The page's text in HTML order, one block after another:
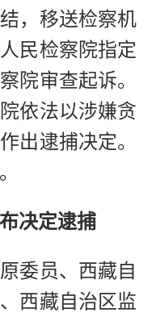
，移送检察机
民检察院指定
院审查起诉。
依法以涉嫌贪
出逮捕决定。
决定逮捕
委员、西藏自
西藏自治区监